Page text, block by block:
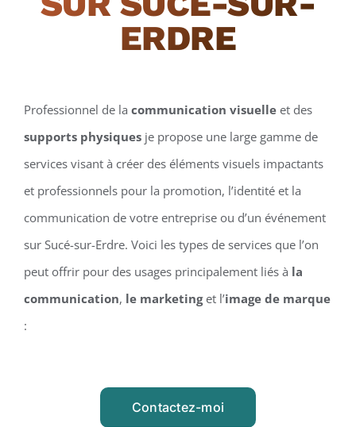
ERDRE
Professionnel de la communication visuelleet des
supports physiquesje propose une large gamme de
services visant à créer des éléments visuels impactants
et professionnels pour la promotion, l’identité et la
communication de votre entreprise ou d’un événement
sur Sucé-sur-Erdre. Voici les types de services que l’on
peut offrir pour des usages principalement liés à la
communication, le marketinget l’image de marque
:
Contactez-moi